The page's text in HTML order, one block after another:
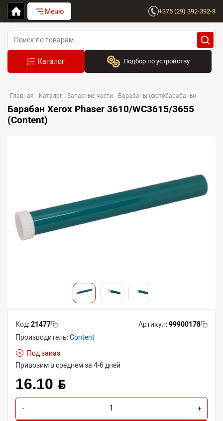
Меню +375 (29) 392-392-8
Подбор по устройству
Выберите бренд
Главная Каталог Запасные части Барабаны (фотобарабаны)
Барабан Xerox Phaser 3610/WC3615/3655
(Content)
Код:21477 Артикул:99900178
Производитель:Content
Под заказ
Привозим в среднем за 4-6 дней
16.10 BYN
- +